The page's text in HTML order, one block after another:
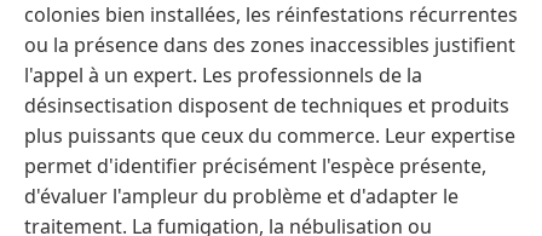
colonies bien installées, les réinfestations récurrentes
ou la présence dans des zones inaccessibles justifient
l'appel à un expert. Les professionnels de la
désinsectisation disposent de techniques et produits
plus puissants que ceux du commerce. Leur expertise
permet d'identifier précisément l'espèce présente,
d'évaluer l'ampleur du problème et d'adapter le
traitement. La fumigation, la nébulisation ou